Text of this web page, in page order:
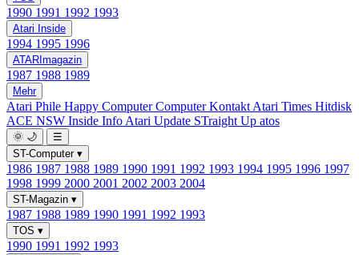
1990 1991 1992 1993
Atari Inside
1994 1995 1996
ATARImagazin
1987 1988 1989
Mehr
Atari Phile Happy ComputerComputer Kontakt Atari Times Hitdisk
ACE NSW Inside Info Atari Update STraight Up atos
🌞 🌙
☰
ST-Computer ▾
1986 1987 1988 1989 1990 1991 1992 1993 1994 1995 1996 1997
1998 1999 2000 2001 2002 2003 2004
ST-Magazin ▾
1987 1988 1989 1990 1991 1992 1993
TOS ▾
1990 1991 1992 1993